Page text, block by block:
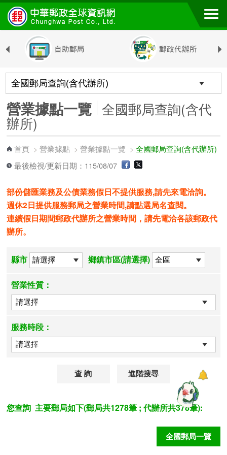
跳到主要內容區塊
營業據點一覽 全國郵局查詢(含代
辦所)
首頁 >營業據點 >營業據點一覽 >全國郵局查詢(含代辦所)
最後檢視/更新日期：115/08/07
部份儲匯業務及公債業務假日不提供服務,請先來電洽詢。
週休2日提供服務郵局之營業時間,請點選局名查閱。
連續假日期間郵政代辦所之營業時間，請先電洽各該郵政代
辦所。
縣市 鄉鎮市區(請選擇)
營業性質：
服務時段：
進階搜尋
您查詢 主要郵局如下(郵局共1278筆 ; 代辦所共378筆):
全國郵局一覽